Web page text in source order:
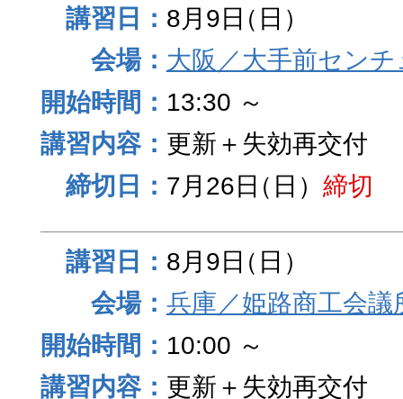
8月9日（日）
大阪／大手前セン
13:30 ～
更新＋失効再交付
7月26日（日） 締切
8月9日（日）
兵庫／姫路商工会議
10:00 ～
更新＋失効再交付